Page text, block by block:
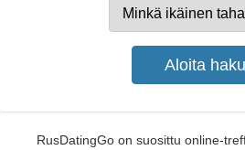
RusDatingGo on suosittu online-